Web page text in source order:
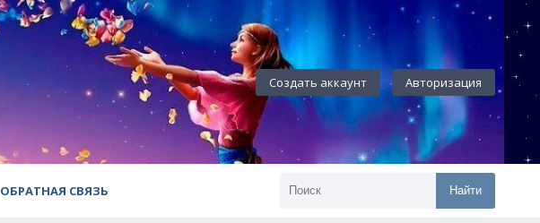
Создать аккаунт Авторизация
ОБРАТНАЯ СВЯЗЬ Найти